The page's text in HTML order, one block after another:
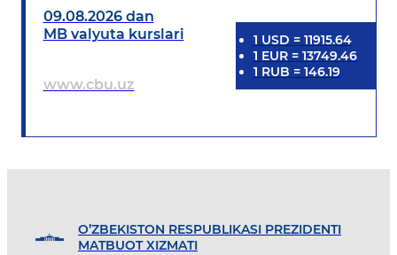
09.08.2026 dan
MB valyuta kurslari
www.cbu.uz
1 USD = 11915.64
1 EUR= 13749.46
1 RUB = 146.19
O’ZBEKISTON RESPUBLIKASI PREZIDENTI
MATBUOT XIZMATI